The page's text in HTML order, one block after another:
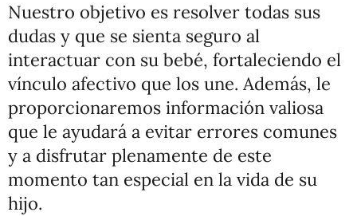
Nuestro objetivo es resolver todas sus
dudas y que se sienta seguro al
interactuar con su bebé, fortaleciendo el
vínculo afectivo que los une. Además, le
proporcionaremos información valiosa
que le ayudará a evitar errores comunes
y a disfrutar plenamente de este
momento tan especial en la vida de su
hijo.